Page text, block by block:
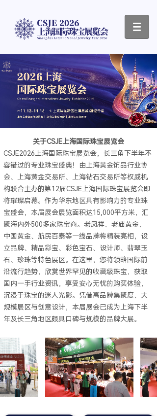
关于CSJE上海国际珠宝展览会
CSJE2026上海国际珠宝展览会，长三角下半年不
容错过的专业珠宝盛典！由上海黄金饰品行业协
会、上海黄金交易所、上海钻石交易所等权威机
构联合主办的第12届CSJE上海国际珠宝展览会即
将璀璨启幕。作为华东地区具有影响力的专业珠
宝盛会，本届展会展览面积达15,000平方米，汇
聚海内外500多家珠宝商。老凤祥、老庙黄金、
中国黄金、航民百泰等一线品牌将精装亮相，设
立品牌、精品彩宝、彩色宝石、设计师、翡翠玉
石、珍珠等特色展区。在这里，您将领略国际前
沿流行趋势，欣赏世界罕见的收藏级珠宝，获取
国内一手行业资讯，享受安心无忧的购买体验，
沉浸于珠宝的迷人光影。凭借高品牌集聚度、大
规模展区与创意设计，本届展会已成为上海下半
年及长三角地区颇具口碑与规模的品牌大展。